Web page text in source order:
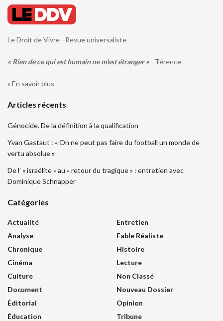
Le Droit de Vivre - Revue universaliste
« Rien de ce qui est humain ne m'est étranger » - Térence
» En savoir plus
Articles récents
Génocide. De la définition à la qualification
Yvan Gastaut : « On ne peut pas faire du football un monde de
vertu absolue »
De l’ « israélite » au « retour du tragique » : entretien avec
Dominique Schnapper
Catégories
Actualité
Analyse
Chronique
Cinéma
Culture
Document
Éditorial
Éducation
Entretien
Fable Réaliste
Histoire
Lecture
Non Classé
Nouveau Dossier
Opinion
Tribune